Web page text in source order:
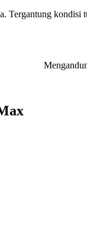
Tergantung kondisi